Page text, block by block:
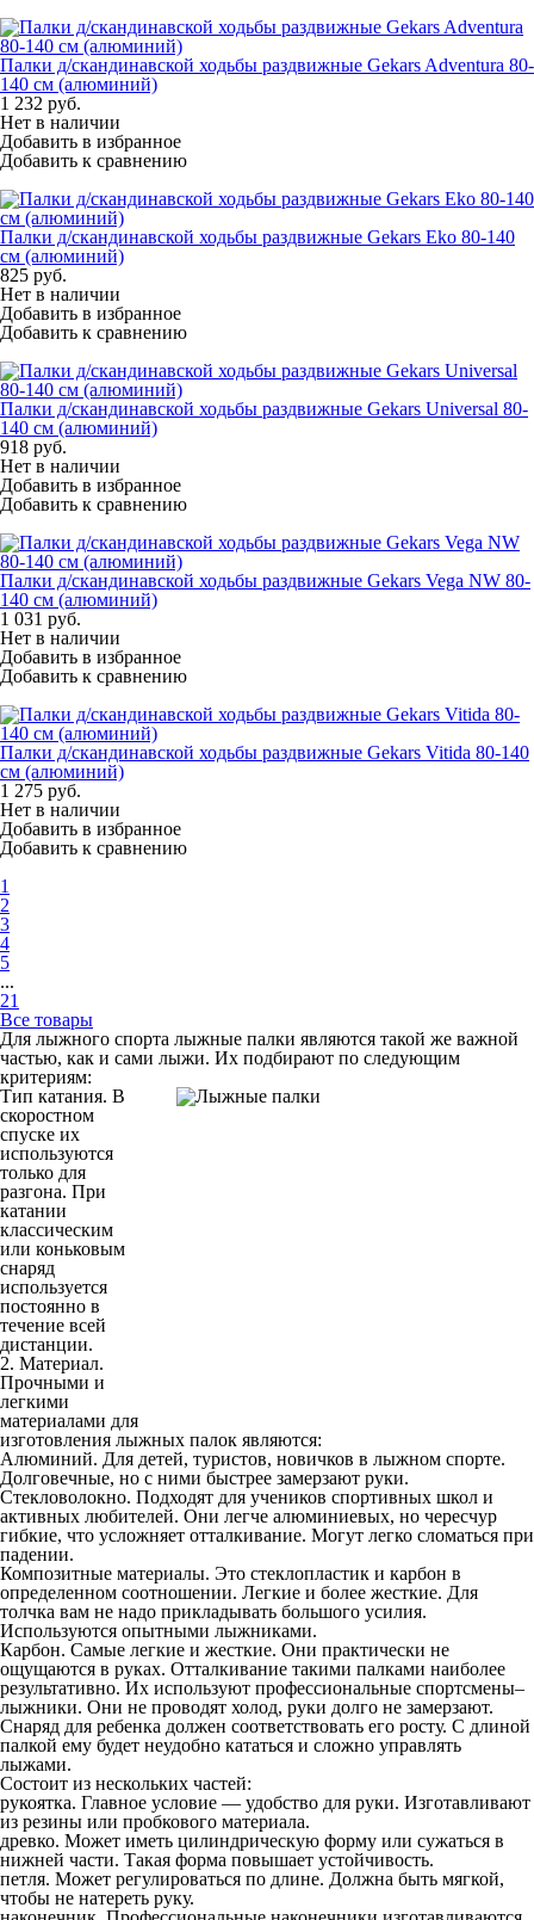
Палки д/скандинавской ходьбы раздвижные Gekars Adventura 80-
140 см (алюминий)
1 232 руб.
Нет в наличии
Добавить в избранное
Добавить к сравнению
Палки д/скандинавской ходьбы раздвижные Gekars Eko 80-140
см (алюминий)
825 руб.
Нет в наличии
Добавить в избранное
Добавить к сравнению
Палки д/скандинавской ходьбы раздвижные Gekars Universal 80-
140 см (алюминий)
918 руб.
Нет в наличии
Добавить в избранное
Добавить к сравнению
Палки д/скандинавской ходьбы раздвижные Gekars Vega NW 80-
140 см (алюминий)
1 031 руб.
Нет в наличии
Добавить в избранное
Добавить к сравнению
Палки д/скандинавской ходьбы раздвижные Gekars Vitida 80-140
см (алюминий)
1 275 руб.
Нет в наличии
Добавить в избранное
Добавить к сравнению
1
2
3
4
5
...
21
Все товары
Для лыжного спорта лыжные палки являются такой же важной
частью, как и сами лыжи. Их подбирают по следующим
критериям:
Тип катания. В
скоростном
спуске их
используются
только для
разгона. При
катании
классическим
или коньковым
снаряд
используется
постоянно в
течение всей
дистанции.
2. Материал.
Прочными и
легкими
материалами для
изготовления лыжных палок являются:
Алюминий. Для детей, туристов, новичков в лыжном спорте.
Долговечные, но с ними быстрее замерзают руки.
Стекловолокно. Подходят для учеников спортивных школ и
активных любителей. Они легче алюминиевых, но чересчур
гибкие, что усложняет отталкивание. Могут легко сломаться при
падении.
Композитные материалы. Это стеклопластик и карбон в
определенном соотношении. Легкие и более жесткие. Для
толчка вам не надо прикладывать большого усилия.
Используются опытными лыжниками.
Карбон. Самые легкие и жесткие. Они практически не
ощущаются в руках. Отталкивание такими палками наиболее
результативно. Их используют профессиональные спортсмены–
лыжники. Они не проводят холод, руки долго не замерзают.
Снаряд для ребенка должен соответствовать его росту. С длиной
палкой ему будет неудобно кататься и сложно управлять
лыжами.
Состоит из нескольких частей:
рукоятка. Главное условие — удобство для руки. Изготавливают
из резины или пробкового материала.
древко. Может иметь цилиндрическую форму или сужаться в
нижней части. Такая форма повышает устойчивость.
петля. Может регулироваться по длине. Должна быть мягкой,
чтобы не натереть руку.